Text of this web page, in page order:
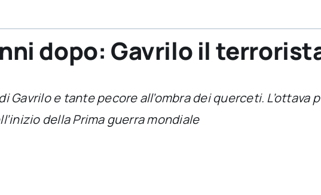
dopo: Gavrilo il
Gavrilo e tante pecore all’ombra dei querceti.
della Prima guerra mondiale